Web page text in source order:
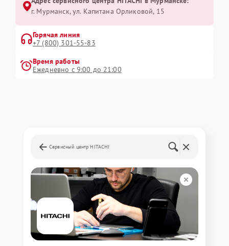
г. Мурманск, ул. Капитана Орликовой, 15
Горячая линия
+7 (800) 301-55-83
Время работы
Ежедневно с 9:00 до 21:00
Сервисный центр HITACHI